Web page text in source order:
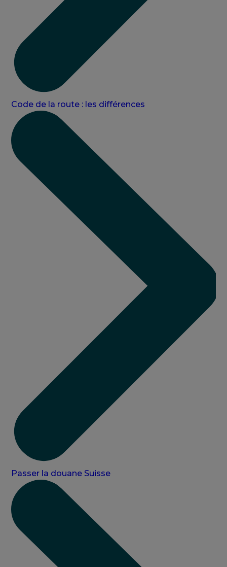
Code de la route : les différences
Passer la douane Suisse